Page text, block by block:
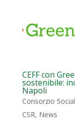
CEFF con
sostenibile:
Napoli
Consorzio
CSR, News